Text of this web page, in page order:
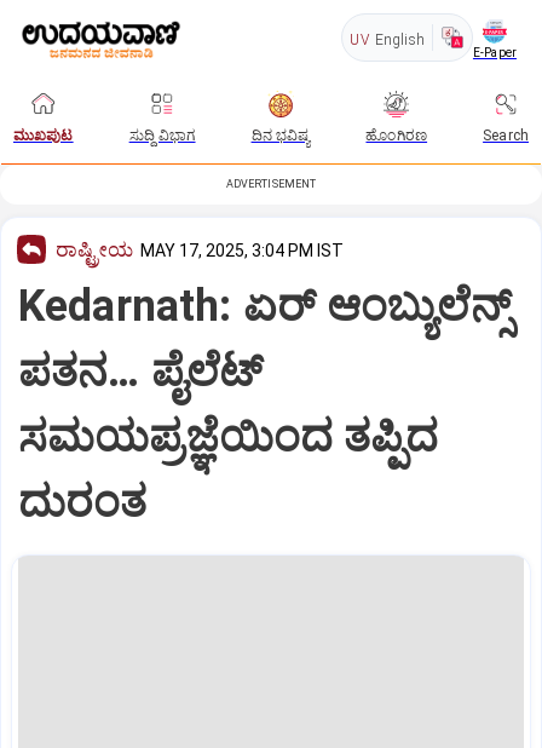
UV English
E-Paper
ಮುಖಪುಟ ಸುದ್ದಿ ವಿಭಾಗ ದಿನ ಭವಿಷ್ಯ ಹೊಂಗಿರಣ Search
ADVERTISEMENT
ರಾಷ್ಟ್ರೀಯ MAY 17, 2025, 3:04 PM IST
Kedarnath: ಏರ್ ಆಂಬ್ಯುಲೆನ್ಸ್
ಪತನ… ಪೈಲೆಟ್
ಸಮಯಪ್ರಜ್ಞೆಯಿಂದ ತಪ್ಪಿದ
ದುರಂತ